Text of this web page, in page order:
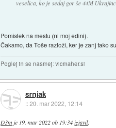
veselica, ko je sedaj gor še 44M
Pomislek na mestu (ni moj edini).
Čakamo, da Toše razloži, ker je zanj tako
Poglej in se nasmej: vicmaher.si
srnjak
::20. mar 2022, 12:14
D3m je 19. mar 2022 ob 19:34 izjavil: